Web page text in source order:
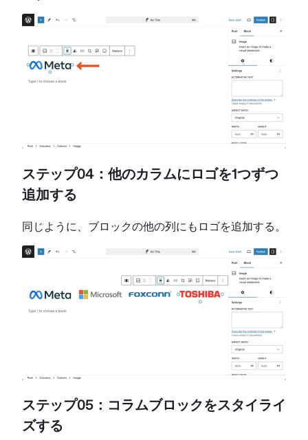
ステップ04：他のカラムにロゴを1つずつ
追加する
同じように、ブロックの他の列にもロゴを追加する。
ステップ05：コラムブロックをスタイライ
ズする